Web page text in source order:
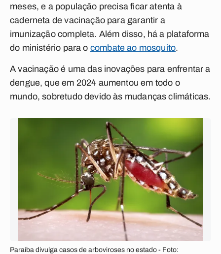
meses, e a população precisa ficar atenta à
caderneta de vacinação para garantir a
imunização completa. Além disso, há a plataforma
do ministério para o combate ao mosquito.
A vacinação é uma das inovações para enfrentar a
dengue, que em 2024 aumentou em todo o
mundo, sobretudo devido às mudanças climáticas.
Paraíba divulga casos de arboviroses no estado - Foto: